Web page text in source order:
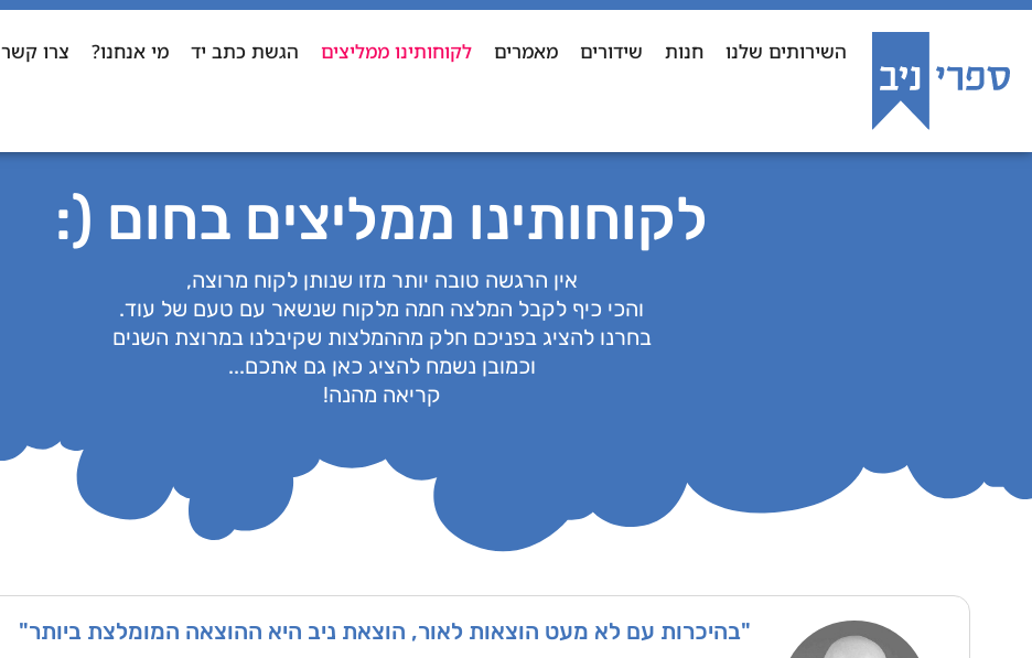
השירותים שלנו חנות שידורים מאמרים לקוחותינו ממליצים הגשת כתב יד מי אנחנו? צרו קשר
לקוחותינו ממליצים בחום (:
אין הרגשה טובה יותר מזו שנותן לקוח מרוצה,
והכי כיף לקבל המלצה חמה מלקוח שנשאר עם טעם של עוד.
בחרנו להציג בפניכם חלק מההמלצות שקיבלנו במרוצת השנים
וכמובן נשמח להציג כאן גם אתכם...
קריאה מהנה!
"בהיכרות עם לא מעט הוצאות לאור, הוצאת ניב היא ההוצאה המומלצת ביותר"